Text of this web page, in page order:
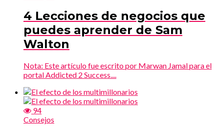
4 Lecciones de negocios que
puedes aprender de Sam
Walton
Nota: Este artículo fue escrito por Marwan Jamal para el
portal Addicted 2 Success....
94
Consejos